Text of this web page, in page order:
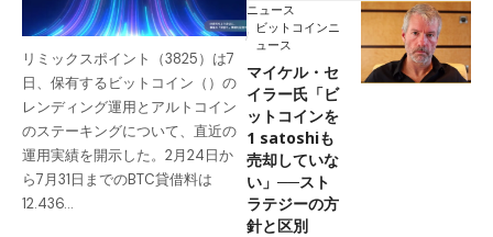
リミックスポイント（3825）は7
日、保有するビットコイン（）の
レンディング運用とアルトコイン
のステーキングについて、直近の
運用実績を開示した。2月24日か
ら7月31日までのBTC貸借料は
12.436…
ニュース
ビットコインニ
ュース
マイケル・セ
イラー氏「ビ
ットコインを
1 satoshiも
売却していな
い」──スト
ラテジーの方
針と区別